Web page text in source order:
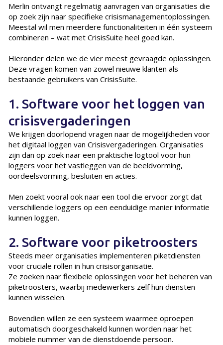
Merlin ontvangt regelmatig aanvragen van organisaties die
op zoek zijn naar specifieke crisismanagementoplossingen.
Meestal wil men meerdere functionaliteiten in één systeem
combineren – wat met CrisisSuite heel goed kan.
Hieronder delen we de vier meest gevraagde oplossingen.
Deze vragen komen van zowel nieuwe klanten als
bestaande gebruikers van CrisisSuite.
1. Software voor het loggen van
crisisvergaderingen
We krijgen doorlopend vragen naar de mogelijkheden voor
het digitaal loggen van Crisisvergaderingen. Organisaties
zijn dan op zoek naar een praktische logtool voor hun
loggers voor het vastleggen van de beeldvorming,
oordeelsvorming, besluiten en acties.
Men zoekt vooral ook naar een tool die ervoor zorgt dat
verschillende loggers op een eenduidige manier informatie
kunnen loggen.
2. Software voor piketroosters
Steeds meer organisaties implementeren piketdiensten
voor cruciale rollen in hun crisisorganisatie.
Ze zoeken naar flexibele oplossingen voor het beheren van
piketroosters, waarbij medewerkers zelf hun diensten
kunnen wisselen.
Bovendien willen ze een systeem waarmee oproepen
automatisch doorgeschakeld kunnen worden naar het
mobiele nummer van de dienstdoende persoon.